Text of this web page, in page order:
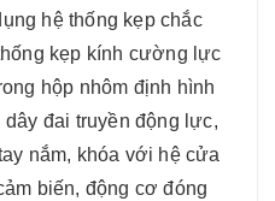
hệ thống kẹp chắc
kẹp kính cường lực
hộp nhôm định hình
đai truyền động lực,
nắm, khóa với hệ cửa
biến, động cơ đóng